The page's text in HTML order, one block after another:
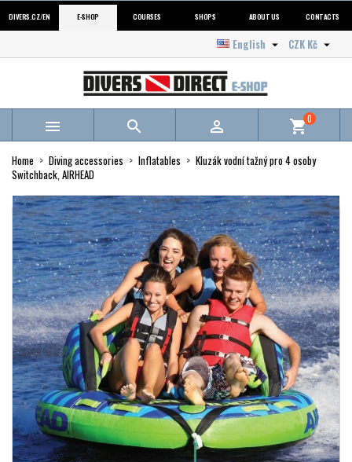
DIVERS.CZ/EN E-SHOP COURSES SHOPS ABOUT US CONTACTS
CZK Kč 
English 
   shopping_cart0
Home Diving accessories Inflatables
Kluzák vodní tažný pro 4 osoby
Switchback, AIRHEAD